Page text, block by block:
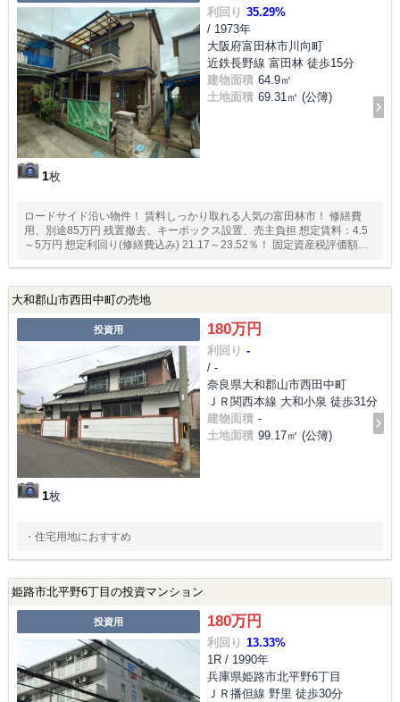
1枚
利回り 35.29%
/ 1973年
大阪府富田林市川向町
近鉄長野線 富田林 徒歩15分
建物面積 64.9㎡
土地面積 69.31㎡ (公簿)
ロードサイド沿い物件！ 賃料しっかり取れる人気の富田林市！ 修繕費
用、別途85万円 残置撤去、キーボックス設置、売主負担 想定賃料：4.5
～5万円 想定利回り(修繕費込み) 21.17～23.52％！ 固定資産税評価額
大和郡山市西田中町の売地
投資用
1枚
180万円
利回り -
/ -
奈良県大和郡山市西田中町
ＪＲ関西本線 大和小泉 徒歩31分
建物面積 -
土地面積 99.17㎡ (公簿)
・住宅用地におすすめ
姫路市北平野6丁目の投資マンション
投資用 180万円
利回り 13.33%
1R / 1990年
兵庫県姫路市北平野6丁目
ＪＲ播但線 野里 徒歩30分